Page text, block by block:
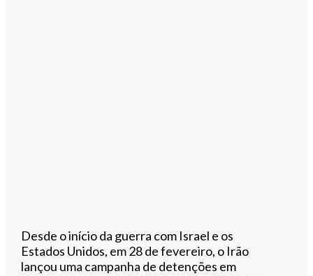
Desde o início da guerra com Israel e os
Estados Unidos, em 28 de fevereiro, o Irão
lançou uma campanha de detenções em